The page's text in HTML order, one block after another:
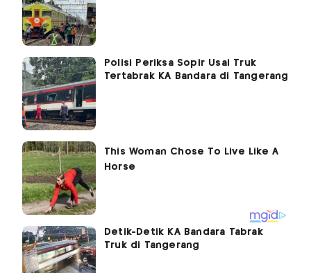
Polisi Periksa Sopir Usai Truk
Tertabrak KA Bandara di Tangerang
Detik-Detik KA Bandara Tabrak
Truk di Tangerang